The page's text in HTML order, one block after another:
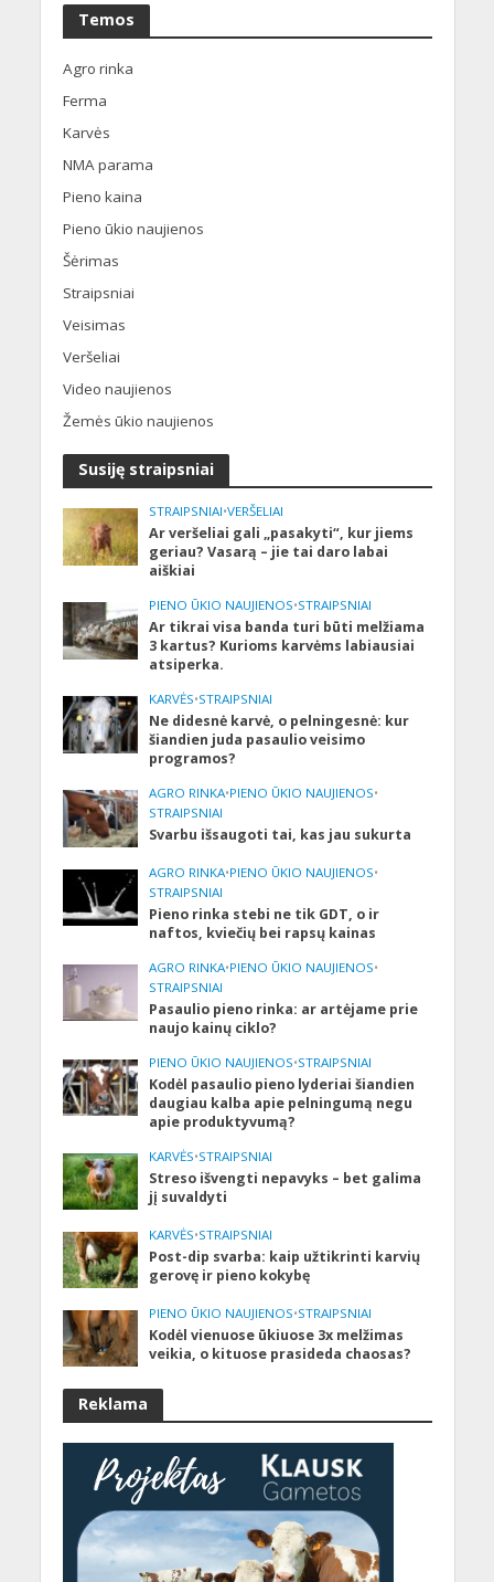
Temos
Agro rinka
Ferma
Karvės
NMA parama
Pieno kaina
Pieno ūkio naujienos
Šėrimas
Straipsniai
Veisimas
Veršeliai
Video naujienos
Žemės ūkio naujienos
Susiję straipsniai
STRAIPSNIAI•VERŠELIAI
Ar veršeliai gali „pasakyti“, kur jiems
geriau? Vasarą – jie tai daro labai
aiškiai
PIENO ŪKIO NAUJIENOS•STRAIPSNIAI
Ar tikrai visa banda turi būti melžiama
3 kartus? Kurioms karvėms labiausiai
atsiperka.
KARVĖS•STRAIPSNIAI
Ne didesnė karvė, o pelningesnė: kur
šiandien juda pasaulio veisimo
programos?
AGRO RINKA•PIENO ŪKIO NAUJIENOS•
STRAIPSNIAI
Svarbu išsaugoti tai, kas jau sukurta
AGRO RINKA•PIENO ŪKIO NAUJIENOS•
STRAIPSNIAI
Pieno rinka stebi ne tik GDT, o ir
naftos, kviečių bei rapsų kainas
AGRO RINKA•PIENO ŪKIO NAUJIENOS•
STRAIPSNIAI
Pasaulio pieno rinka: ar artėjame prie
naujo kainų ciklo?
PIENO ŪKIO NAUJIENOS•STRAIPSNIAI
Kodėl pasaulio pieno lyderiai šiandien
daugiau kalba apie pelningumą negu
apie produktyvumą?
KARVĖS•STRAIPSNIAI
Streso išvengti nepavyks – bet galima
jį suvaldyti
KARVĖS•STRAIPSNIAI
Post-dip svarba: kaip užtikrinti karvių
gerovę ir pieno kokybę
PIENO ŪKIO NAUJIENOS•STRAIPSNIAI
Kodėl vienuose ūkiuose 3x melžimas
veikia, o kituose prasideda chaosas?
Reklama